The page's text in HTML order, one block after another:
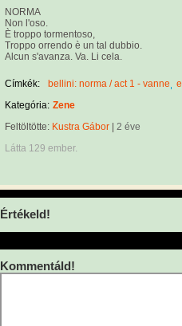
NORMA
Non l'oso.
È troppo tormentoso,
Troppo orrendo è un tal dubbio.
Alcun s'avanza. Va. Li cela.
Címkék: bellini: norma / act 1 - vanne
Kategória: Zene
Feltöltötte: Kustra Gábor
2 éve
Látta 129 ember.
Értékeld!
Kommentáld!